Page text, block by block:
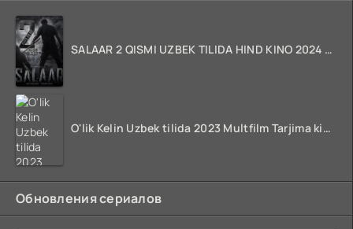
SALAAR 2 QISMI UZBEK TILIDA HIND KINO 2024 TARJIMA 720p HD Skachat
O'lik Kelin Uzbek tilida 2023 Multfilm Tarjima kino skachat
Обновления сериалов